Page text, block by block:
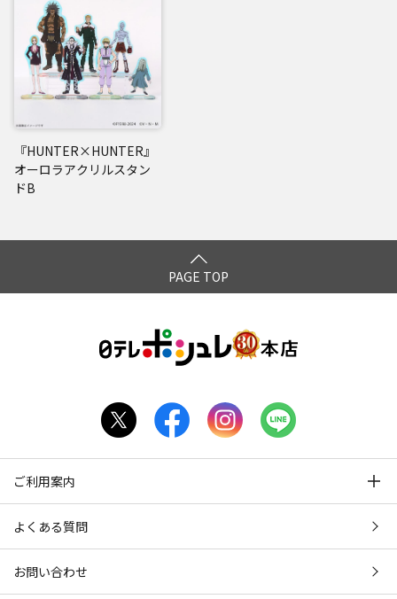
『HUNTER×HUNTER』
オーロラアクリルスタン
ドB
PAGE TOP
ご利用案内
よくある質問
お問い合わせ